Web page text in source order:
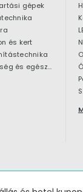
gépek
és kert
Szépség és egészség